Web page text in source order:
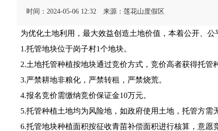
时间：2024-05-06 12:32 来源：莲花山度假区
为优化土地利用，最大效益创造土地价值，本着公开、公
1.托管地块位于岗子村1个地块。
2.土地托管种植按地块通过竞价方式，竞价高者获得托管
3.严禁耕地非粮化，严禁转租，严禁烧荒。
4.报名竞价需缴纳竞价保证金10万元。
5.托管种植土地均为风险地，如政府使用土地，托管方需
6.托管地块种植面积按征收青苗补偿面积进行核算，意愿